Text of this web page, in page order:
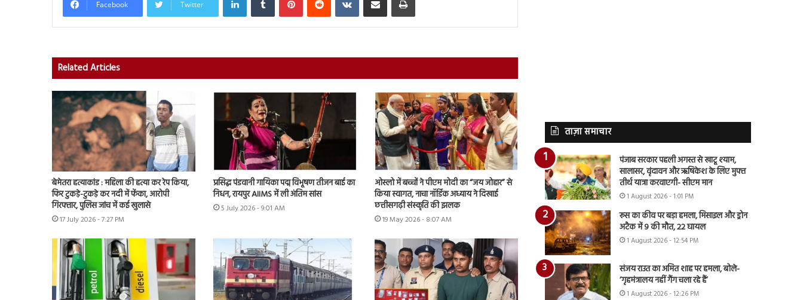
Facebook Twitter
Related Articles
बेमेतरा हत्याकांड : महिला की हत्या कर रेप किया,
फिर टुकड़े-टुकड़े कर नदी में फेंका, आरोपी
गिरफ्तार, पुलिस जांच में कई खुलासे
17 July 2026 - 7:27 PM
प्रसिद्ध पंडवानी गायिका पद्म विभूषण तीजन बाई का
निधन, रायपुर AIIMS में ली अंतिम सांस
5 July 2026 - 9:01 AM
ओस्लो में बच्चों ने पीएम मोदी का “जय जोहार” से
किया स्वागत, नाचा नॉर्डिक अध्याय ने दिखाई
छत्तीसगढ़ी संस्कृति की झलक
19 May 2026 - 8:07 AM
ताज़ा समाचार
पंजाब सरकार पहली अगस्त से खाटू श्याम,
सालासर, वृंदावन और ऋषिकेश के लिए मुफ्त
तीर्थ यात्रा करवाएगी- सीएम मान
1 August 2026 - 1:01 PM
रूस का कीव पर बड़ा हमला, मिसाइल और ड्रोन
अटैक में 9 की मौत, 22 घायल
1 August 2026 - 12:54 PM
संजय राउत का अमित शाह पर हमला, बोले-
‘गृहमंत्रालय नहीं गैंग चला रहे हैं’
1 August 2026 - 12:26 PM